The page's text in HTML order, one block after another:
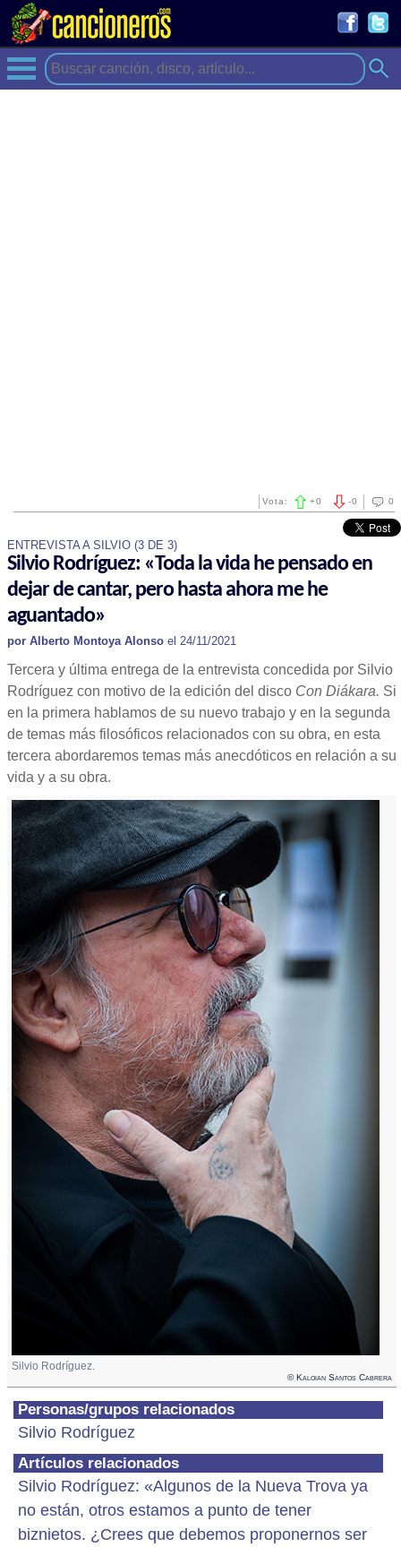
0
-0
Vota: +0
ENTREVISTA A SILVIO (3 DE 3)
Silvio Rodríguez: «Toda la vida he pensado en
dejar de cantar, pero hasta ahora me he
aguantado»
por Alberto Montoya Alonso el 24/11/2021
Tercera y última entrega de la entrevista concedida por Silvio
Rodríguez con motivo de la edición del disco Con Diákara. Si
en la primera hablamos de su nuevo trabajo y en la segunda
de temas más filosóficos relacionados con su obra, en esta
tercera abordaremos temas más anecdóticos en relación a su
vida y a su obra.
Silvio Rodríguez.
© Kaloian Santos Cabrera
Personas/grupos relacionados
Silvio Rodríguez
Artículos relacionados
Silvio Rodríguez: «Algunos de la Nueva Trova ya
no están, otros estamos a punto de tener
biznietos. ¿Crees que debemos proponernos ser